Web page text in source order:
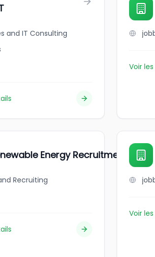
and IT Consulting
Voir
Energy Recruitment
Recruiting
Voir